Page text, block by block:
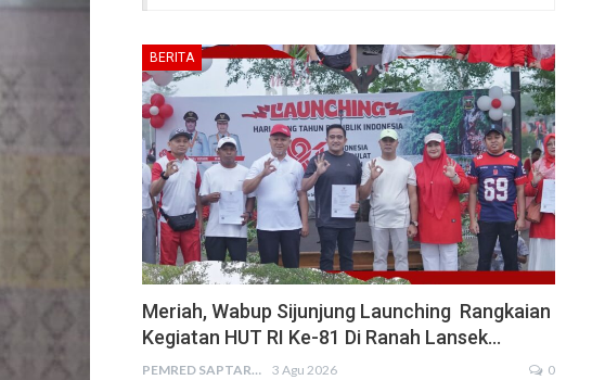
BERITA
Meriah, Wabup Sijunjung Launching Rangkaian
Kegiatan HUT RI Ke-81 Di Ranah Lansek…
PEMRED SAPTARIUS 3 Agu 2026 0